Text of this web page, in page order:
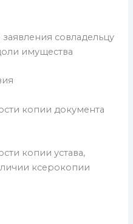
совладельцу
имущества
копии документа
копии устава,
ксерокопии